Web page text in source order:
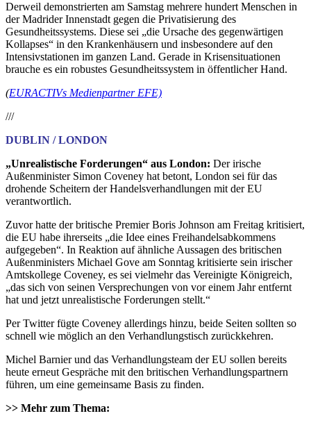
Derweil demonstrierten am Samstag mehrere hundert Menschen in
der Madrider Innenstadt gegen die Privatisierung des
Gesundheitssystems. Diese sei „die Ursache des gegenwärtigen
Kollapses“ in den Krankenhäusern und insbesondere auf den
Intensivstationen im ganzen Land. Gerade in Krisensituationen
brauche es ein robustes Gesundheitssystem in öffentlicher Hand.
(EURACTIVs Medienpartner EFE)
///
DUBLIN / LONDON
„Unrealistische Forderungen“ aus London: Der irische
Außenminister Simon Coveney hat betont, London sei für das
drohende Scheitern der Handelsverhandlungen mit der EU
verantwortlich.
Zuvor hatte der britische Premier Boris Johnson am Freitag kritisiert,
die EU habe ihrerseits „die Idee eines Freihandelsabkommens
aufgegeben“. In Reaktion auf ähnliche Aussagen des britischen
Außenministers Michael Gove am Sonntag kritisierte sein irischer
Amtskollege Coveney, es sei vielmehr das Vereinigte Königreich,
„das sich von seinen Versprechungen von vor einem Jahr entfernt
hat und jetzt unrealistische Forderungen stellt.“
Per Twitter fügte Coveney allerdings hinzu, beide Seiten sollten so
schnell wie möglich an den Verhandlungstisch zurückkehren.
Michel Barnier und das Verhandlungsteam der EU sollen bereits
heute erneut Gespräche mit den britischen Verhandlungspartnern
führen, um eine gemeinsame Basis zu finden.
>> Mehr zum Thema: